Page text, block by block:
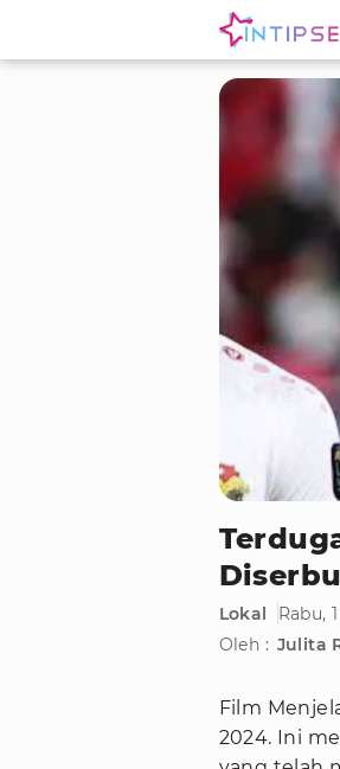
Lokal
Rabu,
Oleh : Julita
Film
2024. Ini